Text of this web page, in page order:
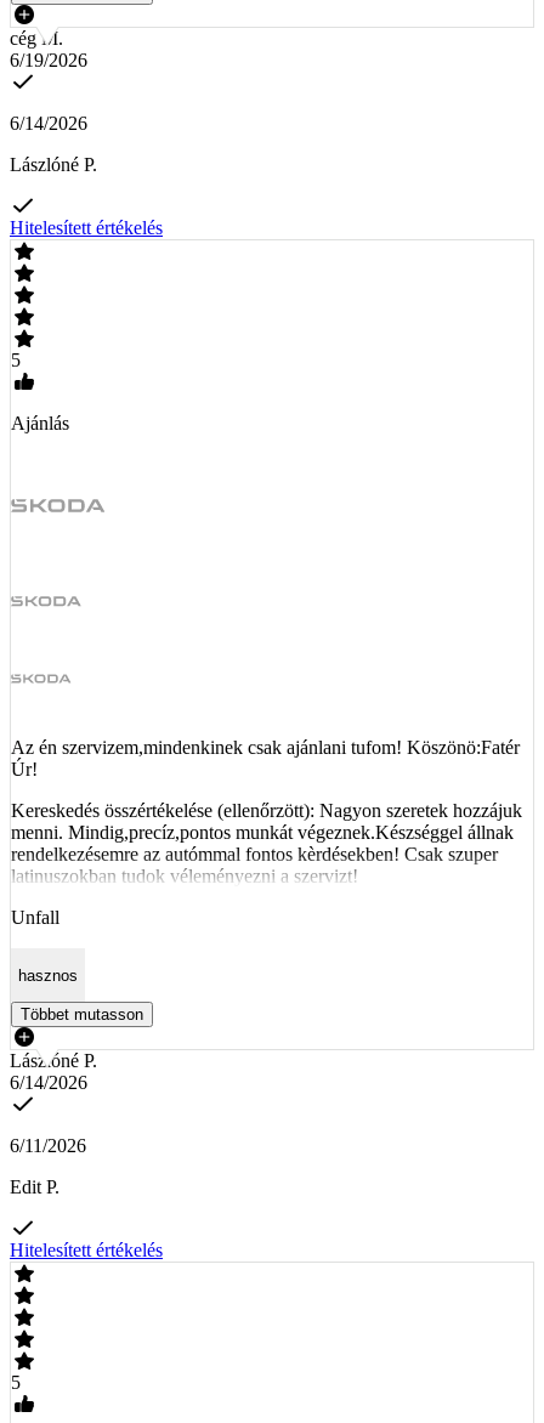
cég M.
6/19/2026
6/14/2026
Lászlóné P.
Hitelesített értékelés
5
Ajánlás
Az én szervizem,mindenkinek csak ajánlani tufom! Köszönö:Fatér
Úr!
Kereskedés összértékelése (ellenőrzött): Nagyon szeretek hozzájuk
menni. Mindig,precíz,pontos munkát végeznek.Készséggel állnak
rendelkezésemre az autómmal fontos kèrdésekben! Csak szuper
latinuszokban tudok véleményezni a szervizt!
Unfall
hasznos
Többet mutasson
Lászlóné P.
6/14/2026
6/11/2026
Edit P.
Hitelesített értékelés
5